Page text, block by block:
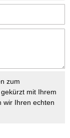
zum
mit Ihrem
wir Ihren echten